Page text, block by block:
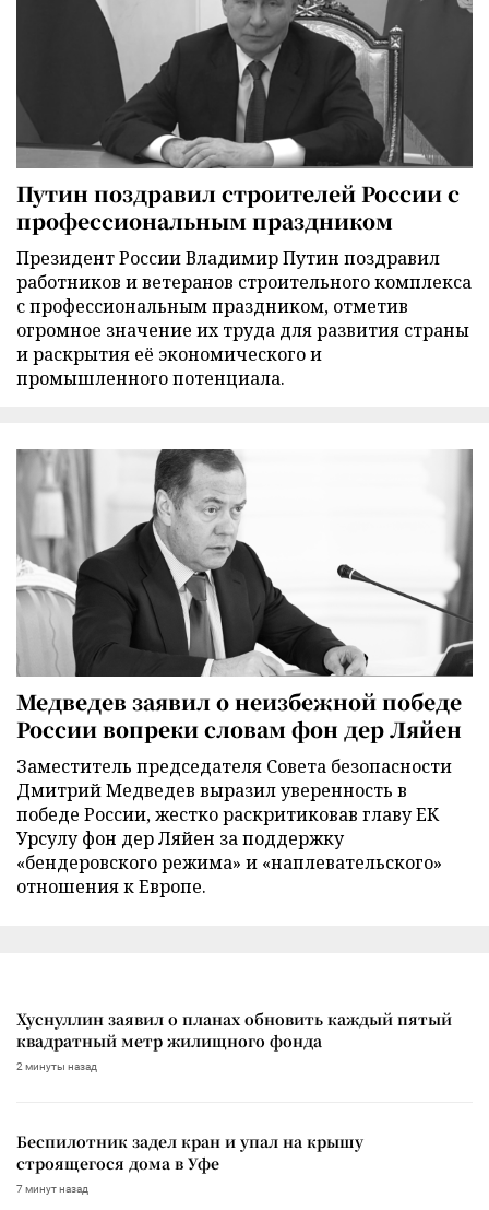
Путин поздравил строителей России с
профессиональным праздником
Президент России Владимир Путин поздравил
работников и ветеранов строительного комплекса
с профессиональным праздником, отметив
огромное значение их труда для развития страны
и раскрытия её экономического и
промышленного потенциала.
Медведев заявил о неизбежной победе
России вопреки словам фон дер Ляйен
Заместитель председателя Совета безопасности
Дмитрий Медведев выразил уверенность в
победе России, жестко раскритиковав главу ЕК
Урсулу фон дер Ляйен за поддержку
«бендеровского режима» и «наплевательского»
отношения к Европе.
Хуснуллин заявил о планах обновить каждый пятый
квадратный метр жилищного фонда
2 минуты назад
Беспилотник задел кран и упал на крышу
строящегося дома в Уфе
7 минут назад